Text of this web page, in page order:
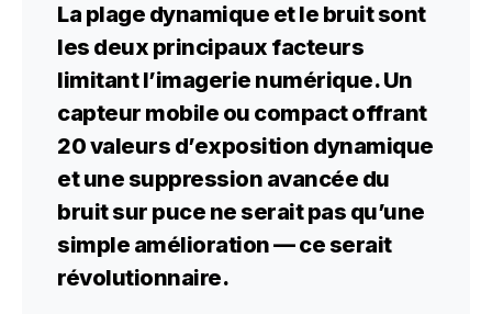
La plage dynamique et le bruit sont
les deux principaux facteurs
limitant l’imagerie numérique. Un
capteur mobile ou compact offrant
20 valeurs d’exposition dynamique
et une suppression avancée du
bruit sur puce ne serait pas qu’une
simple amélioration — ce serait
révolutionnaire.